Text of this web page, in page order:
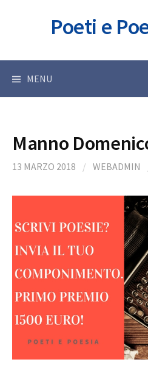
Poeti e
MENU
Manno
13 MARZO 2018 / WEBADMIN